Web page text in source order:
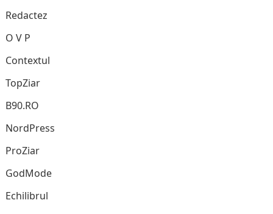
Redactez
O V P
Contextul
TopZiar
B90.RO
NordPress
ProZiar
GodMode
Echilibrul